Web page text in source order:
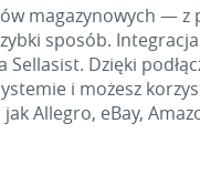
magazynowych —
sposób.
Dzięki
i możesz
Allegro, eBay,